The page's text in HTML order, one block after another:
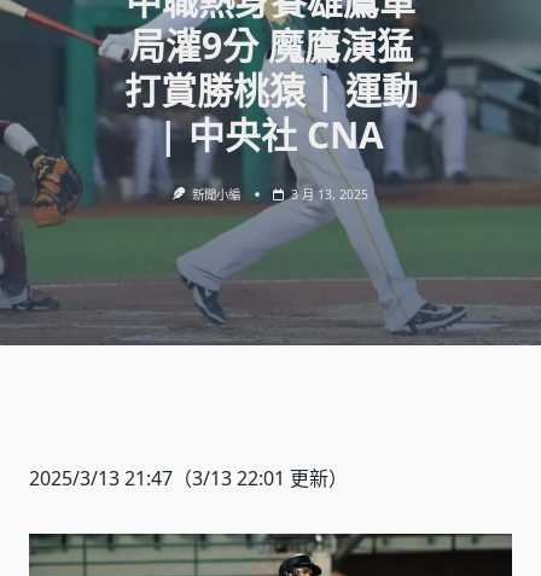
局灌9分 魔鷹演猛
打賞勝桃猿 | 運動
| 中央社 CNA
新聞小編 3 月 13, 2025
2025/3/13 21:47 （3/13 22:01 更新）